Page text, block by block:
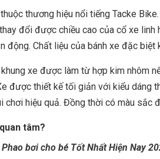
thương hiệu nổi tiếng Tacke
đổi được chiều cao của cổ xe
động. Chất liệu của bánh xe đặc
xe được làm từ hợp kim nhôm
được thiết kế tối giản với kiểu dáng
chơi hiệu quả. Đồng thời có màu sắc
tâm?
bơi cho bé Tốt Nhất Hiện Nay